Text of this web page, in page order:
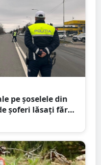
pe șoselele din
șoferi lăsați fără